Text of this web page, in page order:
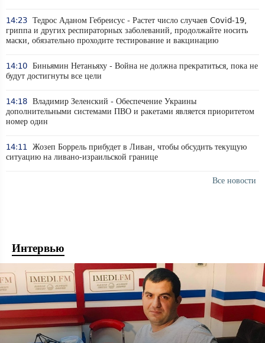
14:23 Тедрос Аданом Гебреисус - Растет число случаев Covid-19,
гриппа и других респираторных заболеваний, продолжайте носить
маски, обязательно проходите тестирование и вакцинацию
14:10 Биньямин Нетаньяху - Война не должна прекратиться, пока не
будут достигнуты все цели
14:18 Владимир Зеленский - Обеспечение Украины
дополнительными системами ПВО и ракетами является приоритетом
номер один
14:11
Жозеп Боррель прибудет в Ливан, чтобы обсудить текущую
ситуацию на ливано-израильской границе
Все новости
Интервью